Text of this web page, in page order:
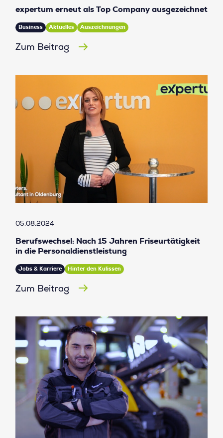
expertum erneut als Top Company ausgezeichnet
Business Aktuelles Auszeichnungen
Zum Beitrag
05.08.2024
Berufswechsel: Nach 15 Jahren Friseurtätigkeit
in die Personaldienstleistung
Jobs & Karriere Hinter den Kulissen
Zum Beitrag